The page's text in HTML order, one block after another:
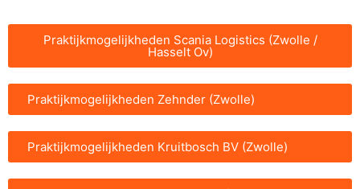
Praktijkmogelijkheden Scania Logistics (Zwolle /
Hasselt Ov)
Praktijkmogelijkheden Zehnder (Zwolle)
Praktijkmogelijkheden Kruitbosch BV (Zwolle)